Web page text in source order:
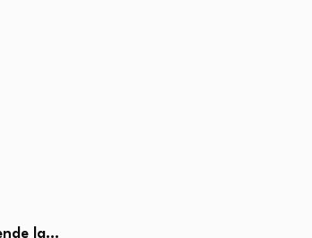
la…